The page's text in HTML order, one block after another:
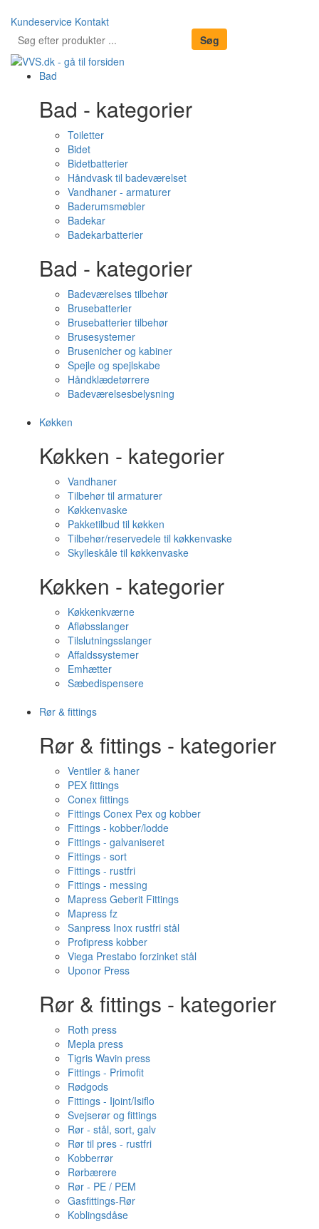
Kundeservice Kontakt
Bad
Bad - kategorier
Toiletter
Bidet
Bidetbatterier
Håndvask til badeværelset
Vandhaner - armaturer
Baderumsmøbler
Badekar
Badekarbatterier
Bad - kategorier
Badeværelses tilbehør
Brusebatterier
Brusebatterier tilbehør
Brusesystemer
Brusenicher og kabiner
Spejle og spejlskabe
Håndklædetørrere
Badeværelsesbelysning
Køkken
Køkken - kategorier
Vandhaner
Tilbehør til armaturer
Køkkenvaske
Pakketilbud til køkken
Tilbehør/reservedele til køkkenvaske
Skylleskåle til køkkenvaske
Køkken - kategorier
Køkkenkværne
Afløbsslanger
Tilslutningsslanger
Affaldssystemer
Emhætter
Sæbedispensere
Rør & fittings
Rør & fittings - kategorier
Ventiler & haner
PEX fittings
Conex fittings
Fittings Conex Pex og kobber
Fittings - kobber/lodde
Fittings - galvaniseret
Fittings - sort
Fittings - rustfri
Fittings - messing
Mapress Geberit Fittings
Mapress fz
Sanpress Inox rustfri stål
Profipress kobber
Viega Prestabo forzinket stål
Uponor Press
Rør & fittings - kategorier
Roth press
Mepla press
Tigris Wavin press
Fittings - Primofit
Rødgods
Fittings - Ijoint/Isiflo
Svejserør og fittings
Rør - stål, sort, galv
Rør til pres - rustfri
Kobberrør
Rørbærere
Rør - PE / PEM
Gasfittings-Rør
Koblingsdåse